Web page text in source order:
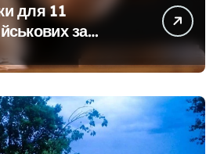
для 11
за